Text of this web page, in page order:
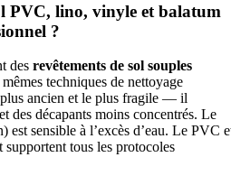
PVC, lino, vinyle et balatum
?
desrevêtements de sol souples
techniques de nettoyage
ancien et le plus fragile — il
des décapants moins concentrés. Le
est sensible à l’excès d’eau. Le PVC
tous les protocoles